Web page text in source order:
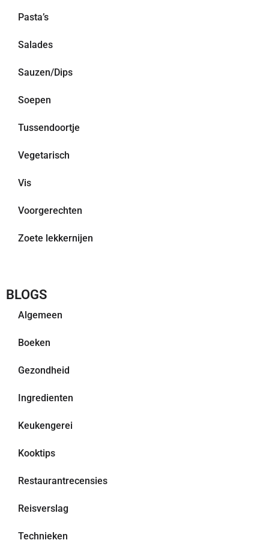
Pasta’s
Salades
Sauzen/Dips
Soepen
Tussendoortje
Vegetarisch
Vis
Voorgerechten
Zoete lekkernijen
BLOGS
Algemeen
Boeken
Gezondheid
Ingredienten
Keukengerei
Kooktips
Restaurantrecensies
Reisverslag
Technieken